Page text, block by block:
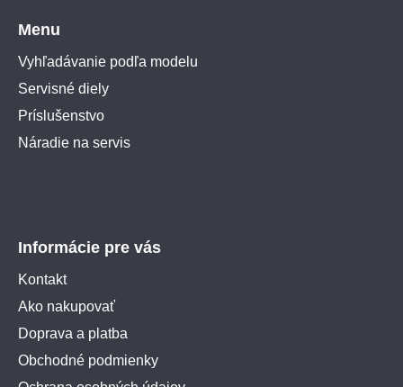
Menu
Vyhľadávanie podľa modelu
Servisné diely
Príslušenstvo
Náradie na servis
Informácie pre vás
Kontakt
Ako nakupovať
Doprava a platba
Obchodné podmienky